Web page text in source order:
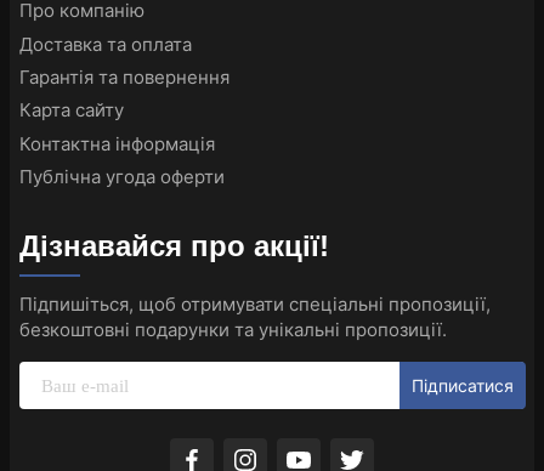
Про компанію
Доставка та оплата
Гарантія та повернення
Карта сайту
Контактна інформація
Публічна угода оферти
Дізнавайся про акції!
Підпишіться, щоб отримувати спеціальні пропозиції,
безкоштовні подарунки та унікальні пропозиції.
Підписатися